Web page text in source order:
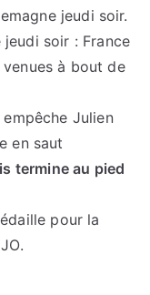
jeudi soir.
soir : France
venues à bout de
Julien
en saut
termine au pied
pour la